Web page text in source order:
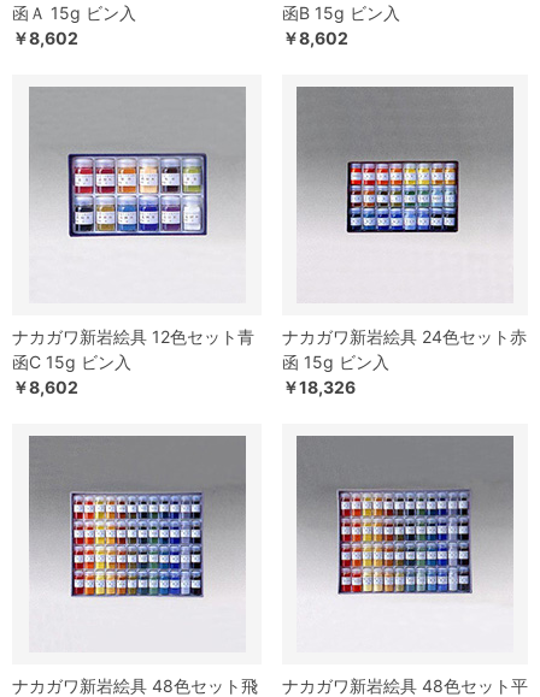
函Ａ 15g ビン入
￥8,602
函B 15g ビン入
￥8,602
ナカガワ新岩絵具 12色セット青
函C 15g ビン入
￥8,602
ナカガワ新岩絵具 24色セット赤
函 15g ビン入
￥18,326
ナカガワ新岩絵具 48色セット飛
ナカガワ新岩絵具 48色セット平